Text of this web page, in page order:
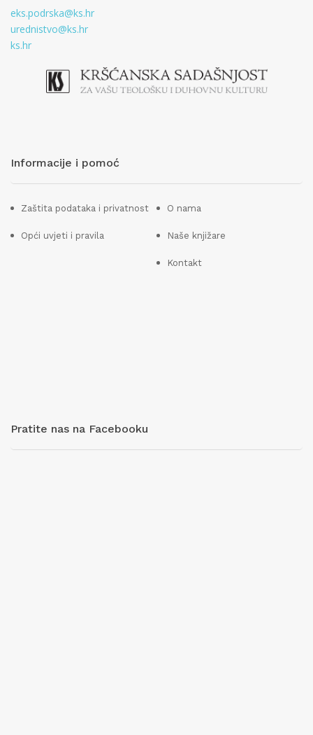
eks.podrska@ks.hr
urednistvo@ks.hr
ks.hr
Informacije i pomoć
Zaštita podataka i privatnost
Opći uvjeti i pravila
O nama
Naše knjižare
Kontakt
Pratite nas na Facebooku